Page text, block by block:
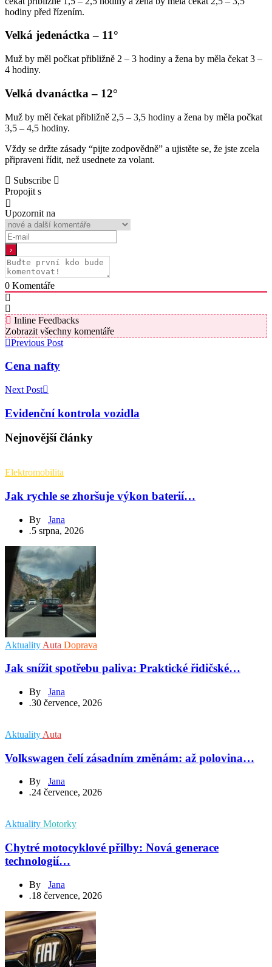
hodiny před řízením.
Velká jedenáctka – 11°
Muž by měl počkat přibližně 2 – 3 hodiny a žena by měla čekat 3 –
4 hodiny.
Velká dvanáctka – 12°
Muž by měl čekat přibližně 2,5 – 3,5 hodiny a žena by měla počkat
3,5 – 4,5 hodiny.
Vždy se držte zásady “pijte zodpovědně” a ujistěte se, že jste zcela
připraveni řídit, než usednete za volant.
Subscribe
Propojit s
Upozornit na
0 Komentáře
Inline Feedbacks
Zobrazit všechny komentáře
Previous Post
Cena nafty
Next Post
Evidenční kontrola vozidla
Nejnovější články
Elektromobilita
Jak rychle se zhoršuje výkon baterií…
By Jana
.5 srpna, 2026
Aktuality Auta Doprava
Jak snížit spotřebu paliva: Praktické řidičské…
By Jana
.30 července, 2026
Aktuality Auta
Volkswagen čelí zásadním změnám: až polovina…
By Jana
.24 července, 2026
Aktuality Motorky
Chytré motocyklové přilby: Nová generace
technologií…
By Jana
.18 července, 2026